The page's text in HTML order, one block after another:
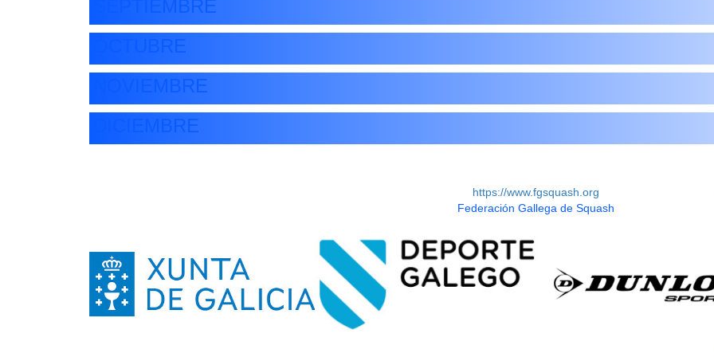
SEPTIEMBRE
OCTUBRE
NOVIEMBRE
DICIEMBRE
https://www.fgsquash.org
Federación Gallega de Squash